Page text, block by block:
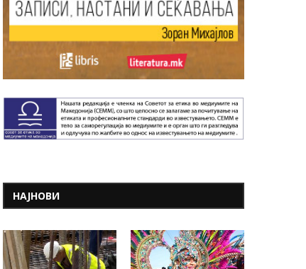
летувалиште во Црна Гора:
Апартман...
ова? Емили...
НАЈНОВИ